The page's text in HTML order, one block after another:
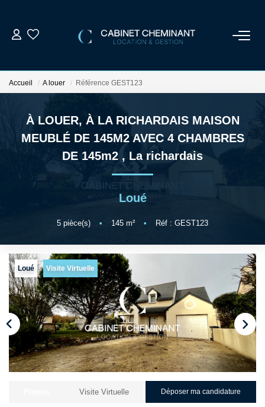
LOUER
ESTIMER
GESTION LOCATIVE
Qui Sommes-Nous ?
Nos Biens Loués
Nos Actualités
EXTRANET
CONTACT
Accueil A louer Référence GEST123
À LOUER, À LA RICHARDAIS MAISON
MEUBLÉ DE 145M2 AVEC 4 CHAMBRES
DE 145m2 , La richardais
Loué
5 pièce(s) • 145 m² • Réf : GEST123
Loué Visite Virtuelle
Visite Virtuelle Déposer ma candidature